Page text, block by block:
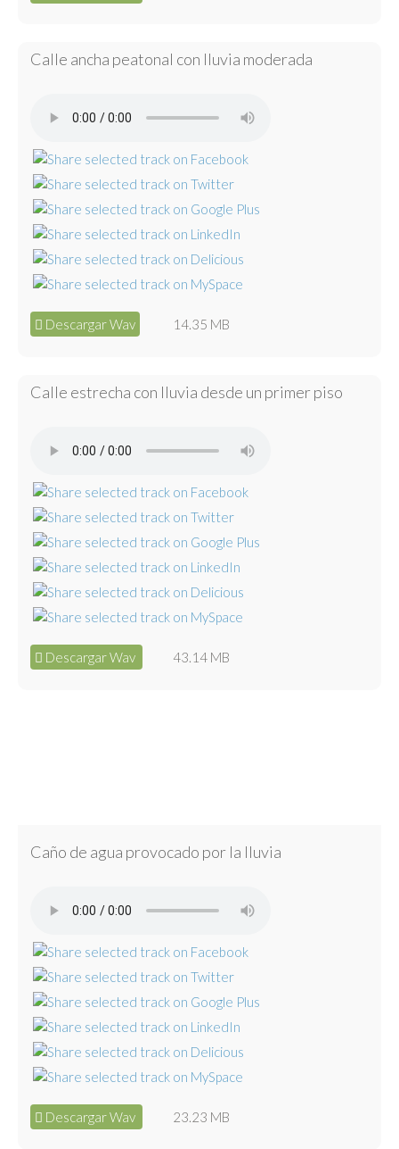
Calle ancha peatonal con lluvia moderada
Descargar Wav 14.35 MB
Calle estrecha con lluvia desde un primer piso
Descargar Wav 43.14 MB
Caño de agua provocado por la lluvia
Descargar Wav 23.23 MB